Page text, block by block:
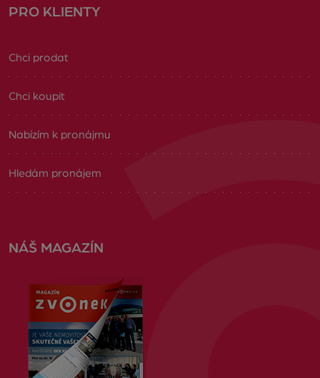
PRO KLIENTY
Chci prodat
Chci koupit
Nabízím k pronájmu
Hledám pronájem
NÁŠ MAGAZÍN